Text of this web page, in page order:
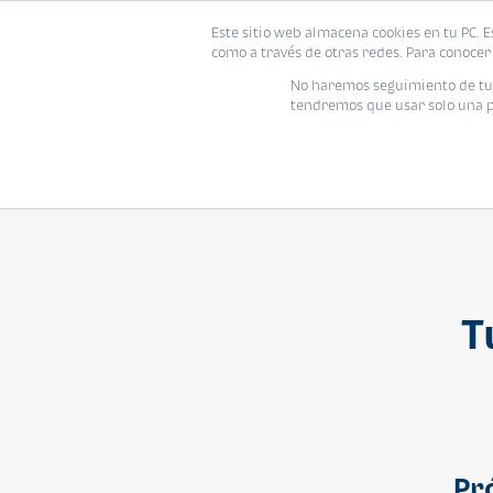
Este sitio web almacena cookies en tu
como a través de otras redes. Para
No haremos seguimiento de
tendremos que usar solo una